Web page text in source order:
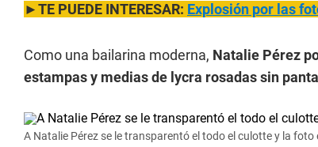
►TE PUEDE INTERESAR: Explosión por las
Como una bailarina moderna, Natalie Pérez
estampas y medias de lycra rosadas sin
A Natalie Pérez se le transparentó el todo el culotte y la foto